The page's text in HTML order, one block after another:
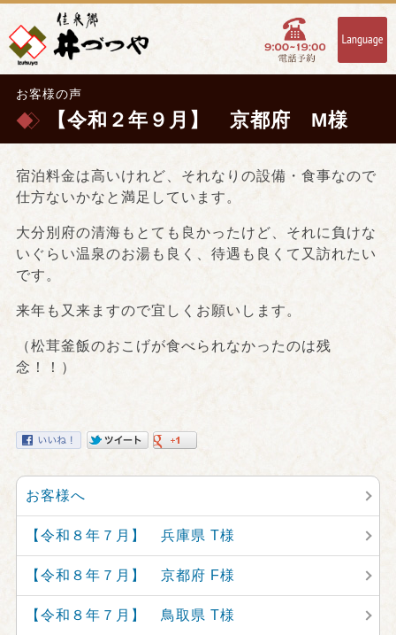
お客様の声
【令和２年９月】 京都府 M様
宿泊料金は高いけれど、それなりの設備・食事なので
仕方ないかなと満足しています。
大分別府の清海もとても良かったけど、それに負けな
いぐらい温泉のお湯も良く、待遇も良くて又訪れたい
です。
来年も又来ますので宜しくお願いします。
（松茸釜飯のおこげが食べられなかったのは残
念！！）
お客様へ
【令和８年７月】 兵庫県 T様
【令和８年７月】 京都府 F様
【令和８年７月】 鳥取県 T様